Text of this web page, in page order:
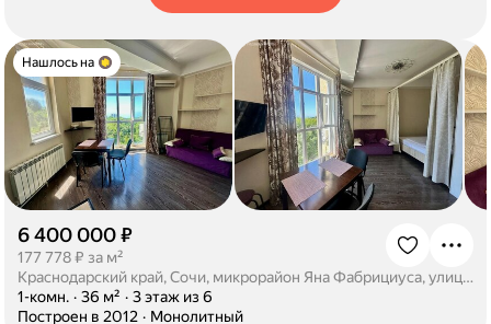
Нашлось на
6 400 000 ₽
177 778 ₽ за м²
Краснодарский край, Сочи, микрорайон Яна Фабрициуса, улица Метелёва, 6/6
1-комн. · 36 м² · 3 этаж из 6
Построен в 2012 · Монолитный